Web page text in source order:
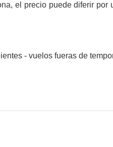
el precio puede diferir
- vuelos fueras de